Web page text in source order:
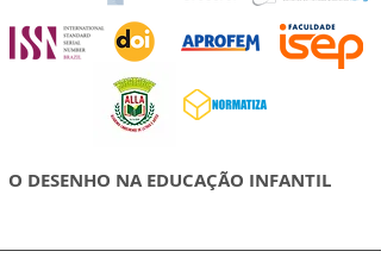
O DESENHO NA EDUCAÇÃO INFANTIL